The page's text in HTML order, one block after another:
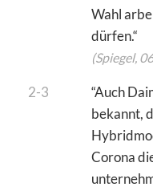
Wahl
dürfen.“
(Spiegel,
2-3
“Auch
bekannt,
Corona